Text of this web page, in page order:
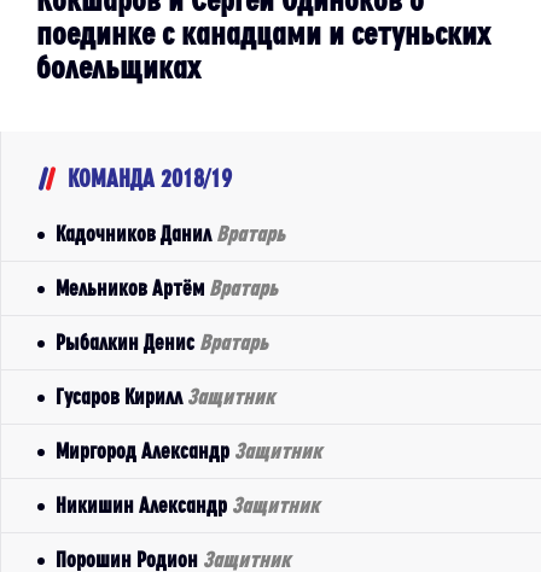
поединке с канадцами и сетуньских
болельщиках
КОМАНДА 2018/19
Кадочников Данил Вратарь
Мельников Артём Вратарь
Рыбалкин Денис Вратарь
Гусаров Кирилл Защитник
Миргород Александр Защитник
Никишин Александр Защитник
Порошин Родион Защитник